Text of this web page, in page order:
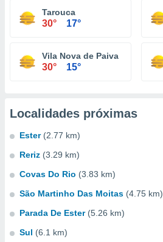
Tarouca
30° 17°
Vila Nova de Paiva
30° 15°
Localidades próximas
Ester (2.77 km)
Reriz (3.29 km)
Covas Do Rio (3.83 km)
São Martinho Das Moitas (4.75 km)
Parada De Ester (5.26 km)
Sul (6.1 km)